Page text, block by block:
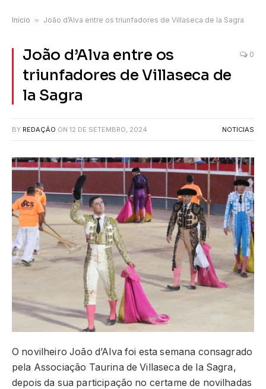
Início » João d’Alva entre os triunfadores de Villaseca de la Sagra
João d’Alva entre os
triunfadores de Villaseca de
la Sagra
0
BY REDAÇÃO ON 12 DE SETEMBRO, 2024 NOTICIAS
O novilheiro João d’Alva foi esta semana consagrado
pela Associação Taurina de Villaseca de la Sagra,
depois da sua participação no certame de novilhadas